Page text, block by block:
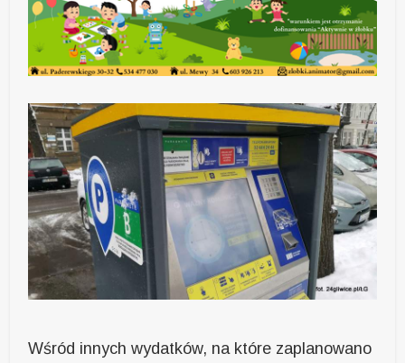
Wśród innych wydatków, na które zaplanowano